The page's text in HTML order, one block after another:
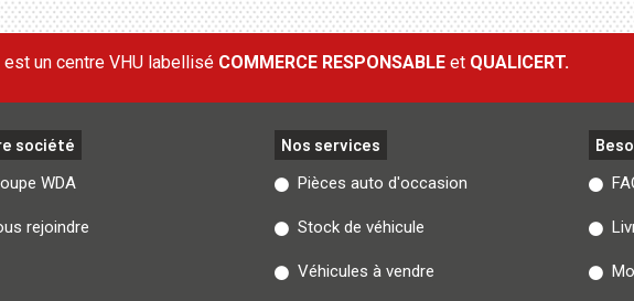
est un centre VHU labellisé COMMERCE RESPONSABLE et QUALICERT.
société
WDA
rejoindre
Nos services
Pièces auto d'occasion
Stock de véhicule
Véhicules à vendre